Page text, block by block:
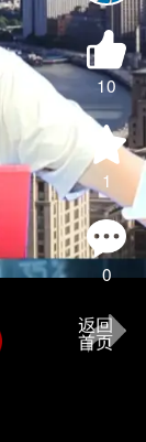
10
1
0